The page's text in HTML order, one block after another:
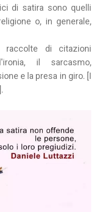
di satira sono quelli
o, in generale,
raccolte di citazioni
il sarcasmo,
e la presa in giro. [I